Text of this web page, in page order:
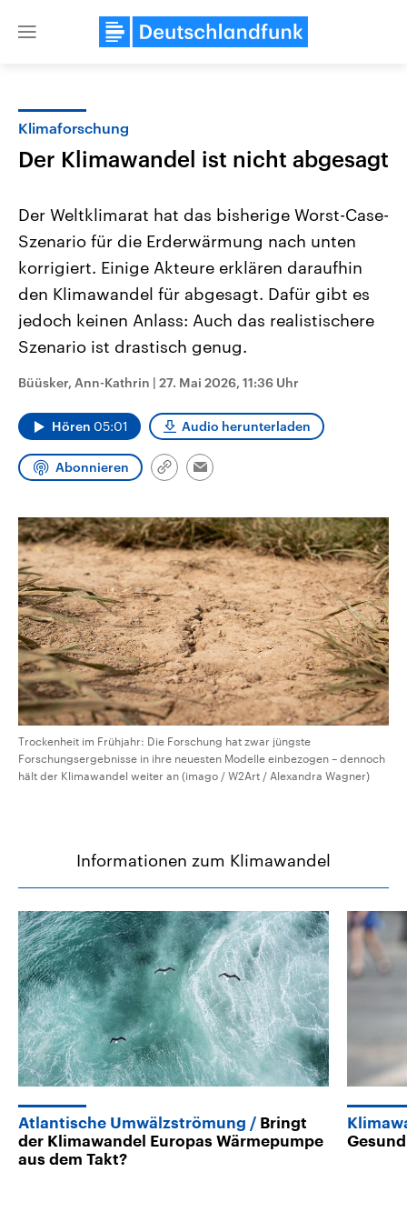
Close
USA
Aktuelle Beiträge, Analysen und
Hintergründe
Wirtschaftlich und militärisch
gehören die Vereinigten Staaten zu
den mächtigsten Ländern der Erde,
aktuelle Weltgeschehen.
Nahostkonflikt
Oktober 2023 auf Israel
Region wieder die Gewalt
Diese wird wie die
Libanon vom Iran
Sendungen Programm
Klimaforschung
Der Klimawandel ist nicht abgesagt
Der Weltklimarat hat das bisherige Worst-Case-
Szenario für die Erderwärmung nach unten
korrigiert. Einige Akteure erklären daraufhin
den Klimawandel für abgesagt. Dafür gibt es
jedoch keinen Anlass: Auch das realistischere
Szenario ist drastisch genug.
Büüsker, Ann-Kathrin | 27. Mai 2026, 11:36 Uhr
Hören 05:01 Audio herunterladen
Abonnieren
Link
Email
Trockenheit im Frühjahr: Die Forschung hat zwar jüngste
Forschungsergebnisse in ihre neuesten Modelle einbezogen – dennoch
hält der Klimawandel weiter an (imago / W2Art / Alexandra Wagner)
Informationen zum Klimawandel
Atlantische Umwälzströmung
Bringt
der Klimawandel Europas Wärmepumpe
aus dem Takt?